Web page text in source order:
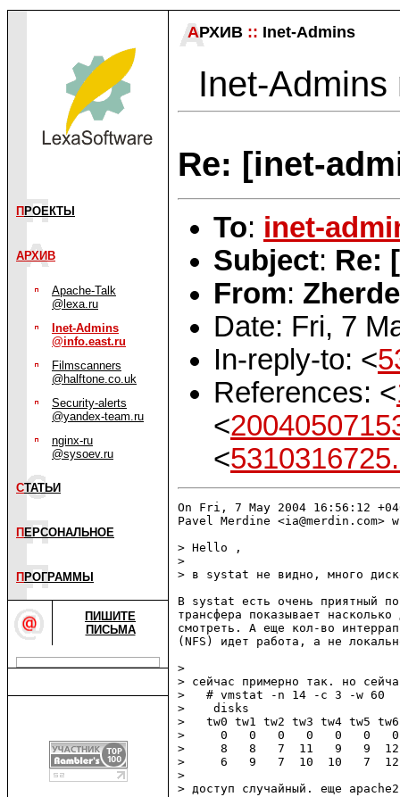
П РОЕКТЫ
АРХИВ
Apache-Talk
@lexa.ru
Inet-Admins
@info.east.ru
Filmscanners
@halftone.co.uk
Security-alerts
@yandex-team.ru
nginx-ru
@sysoev.ru
СТАТЬИ
П ЕРСОНАЛЬНОЕ
П РОГРАММЫ
ПИШИТЕ
ПИСЬМА
АРХИВ :: Inet-Admins
Inet-
Re: [inet-
To: inet-
Subject: Re:
From:
Date: Fri, 7
In-reply-to: <
References: <
<
<
On Fri, 7 May 2004 16:56:12
Pavel Merdine <ia@merdin.com>
> Hello ,
>
> в systat не видно, много
В systat есть очень приятный
трансфера показывает
смотреть. А еще кол-во
(NFS) идет работа, а не
>
> сейчас примерно так. но
>   # vmstat -n 14 -c 3 -w 60
>    disks
>   tw0 tw1 tw2 tw3 tw4 tw5
>     0   0   0   0   0   0
>     8   8   7  11   9   9  12
>     6   9   7  10  10   7
>
> доступ случайный. еще